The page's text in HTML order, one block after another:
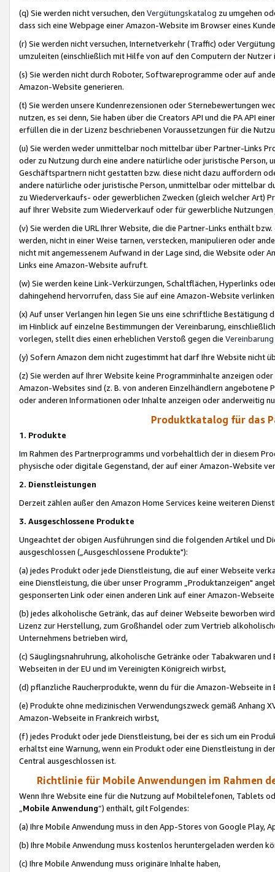
(q) Sie werden nicht versuchen, den Vergütungskatalog zu umgehen
dass sich eine Webpage einer Amazon-Website im Browser eines
(r) Sie werden nicht versuchen, Internetverkehr (Traffic) oder
umzuleiten (einschließlich mit Hilfe von auf den Computern der
(s) Sie werden nicht durch Roboter, Softwareprogramme oder auf
Amazon-Website generieren.
(t) Sie werden unsere Kundenrezensionen oder Sternebewertungen
nutzen, es sei denn, Sie haben über die Creators API und die PA API
erfüllen die in der Lizenz beschriebenen Voraussetzungen für die
(u) Sie werden weder unmittelbar noch mittelbar über Partner-Links
oder zu Nutzung durch eine andere natürliche oder juristische
Geschäftspartnern nicht gestatten bzw. diese nicht dazu auffordern
andere natürliche oder juristische Person, unmittelbar oder mittelbar
zu Wiederverkaufs- oder gewerblichen Zwecken (gleich welcher Art)
auf Ihrer Website zum Wiederverkauf oder für gewerbliche
(v) Sie werden die URL Ihrer Website, die die Partner-Links enthält
werden, nicht in einer Weise tarnen, verstecken, manipulieren oder
nicht mit angemessenem Aufwand in der Lage sind, die Website oder
Links eine Amazon-Website aufruft.
(w) Sie werden keine Link-Verkürzungen, Schaltflächen, Hyperlinks
dahingehend hervorrufen, dass Sie auf eine Amazon-Website
(x) Auf unser Verlangen hin legen Sie uns eine schriftliche
im Hinblick auf einzelne Bestimmungen der Vereinbarung,
vorlegen, stellt dies einen erheblichen Verstoß gegen die Vereinbarung
(y) Sofern Amazon dem nicht zugestimmt hat darf Ihre Website nicht
(z) Sie werden auf Ihrer Website keine Programminhalte anzeigen
Amazon-Websites sind (z. B. von anderen Einzelhändlern
oder anderen Informationen oder Inhalte anzeigen oder anderweitig
Produktkatalog für das
1. Produkte
Im Rahmen des Partnerprogramms und vorbehaltlich der in diesem
physische oder digitale Gegenstand, der auf einer Amazon-Website
2. Dienstleistungen
Derzeit zählen außer den Amazon Home Services keine weiteren
3. Ausgeschlossene Produkte
Ungeachtet der obigen Ausführungen sind die folgenden Artikel und
ausgeschlossen („Ausgeschlossene Produkte"):
(a) jedes Produkt oder jede Dienstleistung, die auf einer Webseite
eine Dienstleistung, die über unser Programm „Produktanzeigen"
gesponserten Link oder einen anderen Link auf einer Amazon-
(b) jedes alkoholische Getränk, das auf deiner Webseite beworben
Lizenz zur Herstellung, zum Großhandel oder zum Vertrieb
Unternehmens betrieben wird,
(c) Säuglingsnahruhrung, alkoholische Getränke oder Tabakwaren
Webseiten in der EU und im Vereinigten Königreich wirbst,
(d) pflanzliche Raucherprodukte, wenn du für die Amazon-Webseite in
(e) Produkte ohne medizinischen Verwendungszweck gemäß Anhang
Amazon-Webseite in Frankreich wirbst,
(f) jedes Produkt oder jede Dienstleistung, bei der es sich um ein
erhältst eine Warnung, wenn ein Produkt oder eine Dienstleistung in
Central ausgeschlossen ist.
Richtlinie für Mobile Anwendungen im Rahmen
Wenn Ihre Website eine für die Nutzung auf Mobiltelefonen, Tablets
„Mobile Anwendung“) enthält, gilt Folgendes:
(a) Ihre Mobile Anwendung muss in den App-Stores von Google Play,
(b) Ihre Mobile Anwendung muss kostenlos heruntergeladen werden
(c) Ihre Mobile Anwendung muss originäre Inhalte haben,